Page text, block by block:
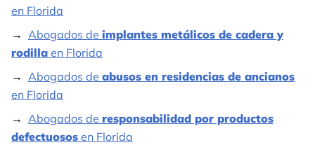
en Florida
Abogados de implantes metálicos de cadera y
rodilla en Florida
Abogados de abusos en residencias de ancianos
en Florida
Abogados de responsabilidad por productos
defectuosos en Florida